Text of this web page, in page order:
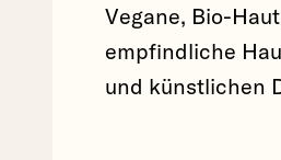
Vegane, Bio-
empfindliche
und künstlichen